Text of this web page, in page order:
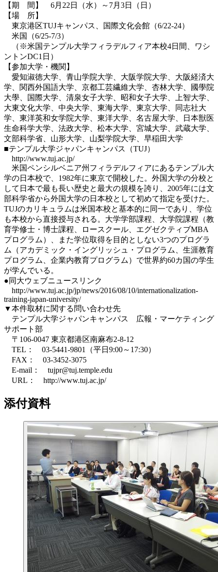
【期 間】 6月22日（水）～7月3日（日）
【場 所】
東京港区TUJキャンパス、国際文化会館（6/22-24）
米国（6/25-7/3）
（※米国テンプル大学フィラデルフィア本校4日間、ワシ
ントンDC1日）
【参加大学・機関】
愛知淑徳大学、青山学院大学、大阪学院大学、大阪経済大
学、関西外国語大学、京都工芸繊維大学、杏林大学、國學院
大學、国際大学、清泉女子大学、昭和女子大学、上智大学、
大東文化大学、中央大学、東海大学、東京大学、同志社大
学、東洋英和女学院大学、東洋大学、名古屋大学、日本獣医
生命科学大学、法政大学、松本大学、宮城大学、武蔵大学、
文部科学省、山形大学、山梨学院大学、早稲田大学
■テンプル大学ジャパンキャンパス（TUJ）
http://www.tuj.ac.jp/
米国ペンシルベニア州フィラデルフィアにあるテンプル大
学の日本校で、1982年に東京で開校した。外国大学の分校と
して日本で最も長い歴史と最大の規模を誇り、2005年には文
部科学省から外国大学の日本校として初めて指定を受けた。
TUJのカリキュラムは米国本校と基本的に同一であり、学位
も本校から直接授与される。大学学部課程、大学院課程（教
育学修士・博士課程、ロースクール、エグゼクティブMBA
プログラム）、また学位取得を目的としない3つのプログラ
ム（アカデミック・イングリッシュ・プログラム、生涯教育
プログラム、企業内教育プログラム）で世界約60カ国の学生
が学んでいる。
●同大ウェブニュースリンク
http://www.tuj.ac.jp/jp/news/2016/08/10/internationalization-
training-japan-university/
▼本件取材に関する問い合わせ先
テンプル大学ジャパンキャンパス 広報・マーケティング
サポート部
〒106-0047 東京都港区南麻布2-8-12
TEL： 03-5441-9801（平日9:00～17:30）
FAX： 03-3452-3075
E-mail： tujpr@tuj.temple.edu
URL： http://www.tuj.ac.jp/
添付資料